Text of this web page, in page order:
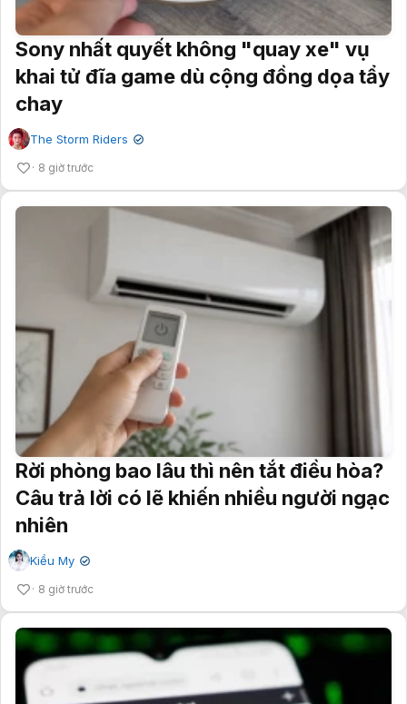
Sony nhất quyết không "quay xe" vụ
khai tử đĩa game dù cộng đồng dọa tẩy
chay
The Storm Riders ✔
8 giờ trước
Rời phòng bao lâu thì nên tắt điều hòa?
Câu trả lời có lẽ khiến nhiều người ngạc
nhiên
Kiều My ✔
8 giờ trước